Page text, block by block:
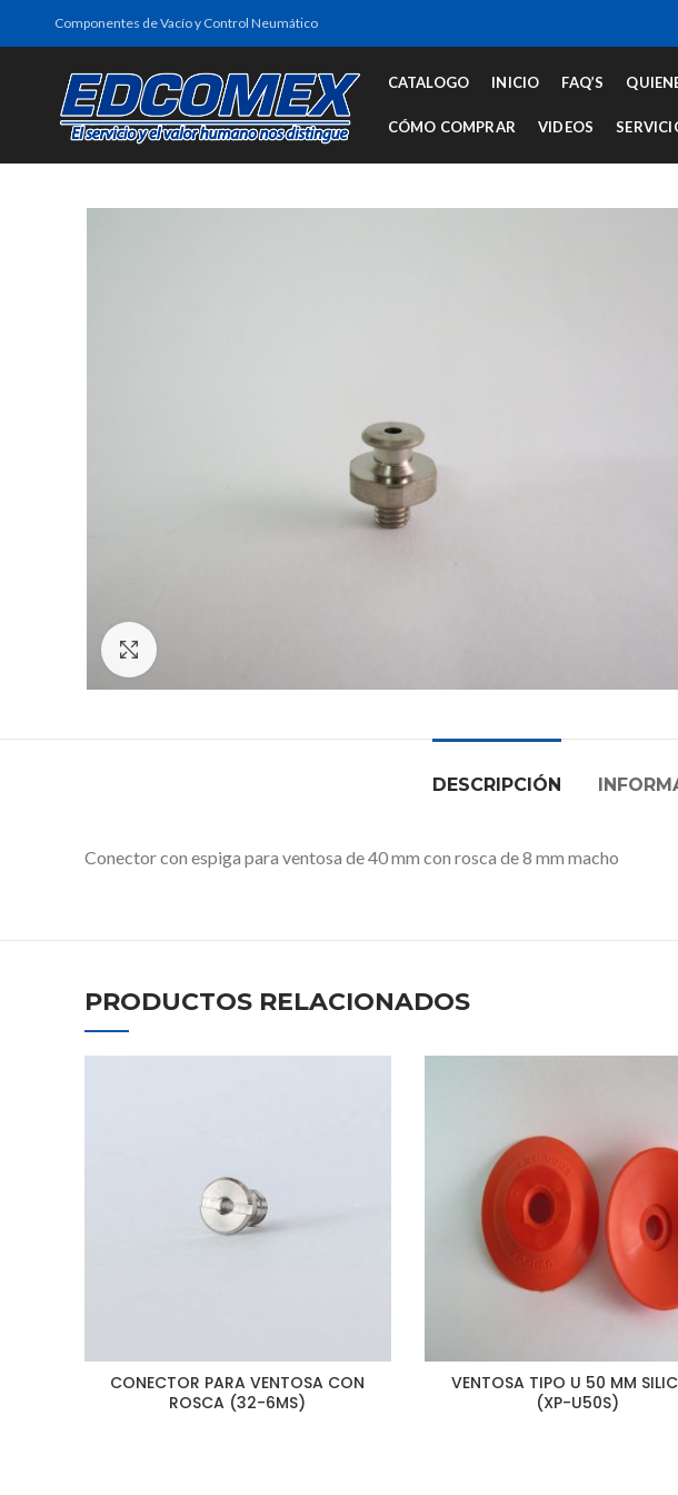
Componentes de Vacío y Control Neumático
CATALOGO INICIO FAQ’S
CÓMO COMPRAR VIDEOS
DESCRIPCIÓN
Conector con espiga para ventosa de 40 mm con rosca de 8 mm macho
PRODUCTOS RELACIONADOS
CONECTOR PARA VENTOSA CON
ROSCA (32-6MS)
VENTOSA TIPO U 50 MM
(XP-U50S)